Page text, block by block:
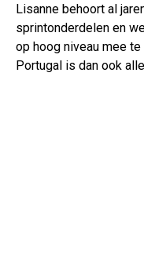
Lisanne behoort al
sprintonderdelen en
op hoog niveau mee te
Portugal is dan ook